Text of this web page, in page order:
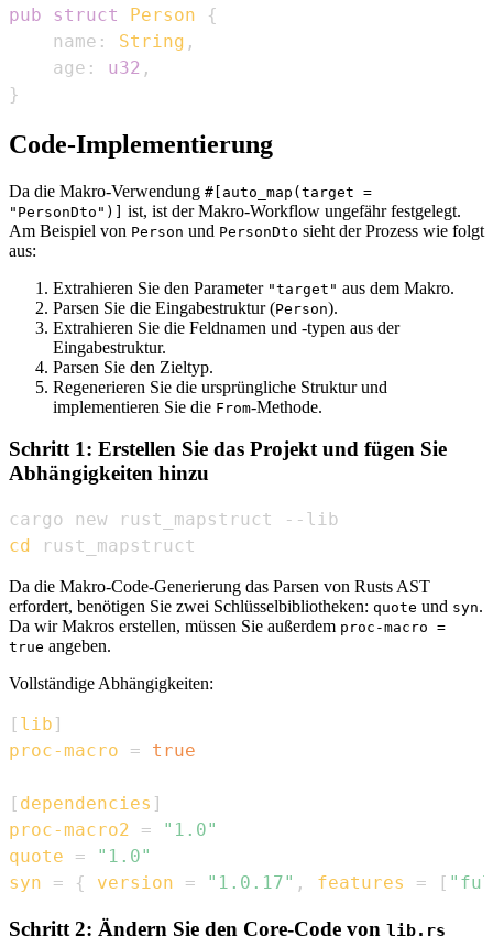
pub
struct Person
{
    name
: String ,
    age
: u32 ,
}
Code-Implementierung
Da die Makro-Verwendung #[auto_map(target =
"PersonDto")] ist, ist der Makro-Workflow ungefähr festgelegt.
Am Beispiel von Person und PersonDto sieht der Prozess wie folgt
aus:
Extrahieren Sie den Parameter "target" aus dem Makro.
Parsen Sie die Eingabestruktur (Person).
Extrahieren Sie die Feldnamen und -typen aus der
Eingabestruktur.
Parsen Sie den Zieltyp.
Regenerieren Sie die ursprüngliche Struktur und
implementieren Sie die From-Methode.
Schritt 1: Erstellen Sie das Projekt und fügen Sie
Abhängigkeiten hinzu
cd rust_mapstruct
Da die Makro-Code-Generierung das Parsen von Rusts AST
erfordert, benötigen Sie zwei Schlüsselbibliotheken: quote und syn.
Da wir Makros erstellen, müssen Sie außerdem proc-macro =
true angeben.
Vollständige Abhängigkeiten:
[ lib ]
proc-macro
= true
[ dependencies ]
proc-macro2
=
"1.0"
quote
=
"1.0"
syn
= { version = "1.0.17" , features = [
Schritt 2: Ändern Sie den Core-Code von lib.rs